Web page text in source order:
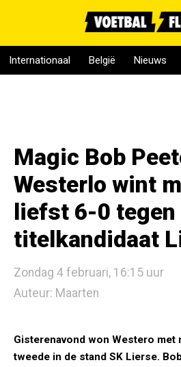
Internationaal België Nieuws
Magic Bob
Westerlo wint
liefst 6-0 tegen
titelkandidaat
Zondag 4 februari, 16:15 uur
Auteur: Maarten
Gisterenavond won Westero met
tweede in de stand SK Lierse.